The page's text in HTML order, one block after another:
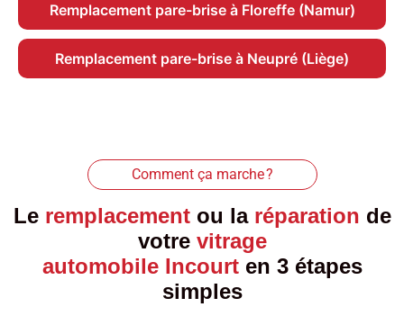
Remplacement pare-brise à Floreffe (Namur)
Remplacement pare-brise à Neupré (Liège)
Comment ça marche ?
Le remplacementou la réparation de
votre vitrage
automobile Incourten 3 étapes
simples